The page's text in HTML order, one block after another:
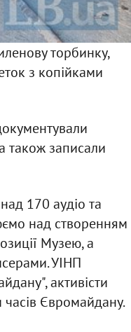
торбинку,
з копійками
також записали
170 аудіо та
над створенням
Музею, а
УІНП
активісти
Євромайдану.